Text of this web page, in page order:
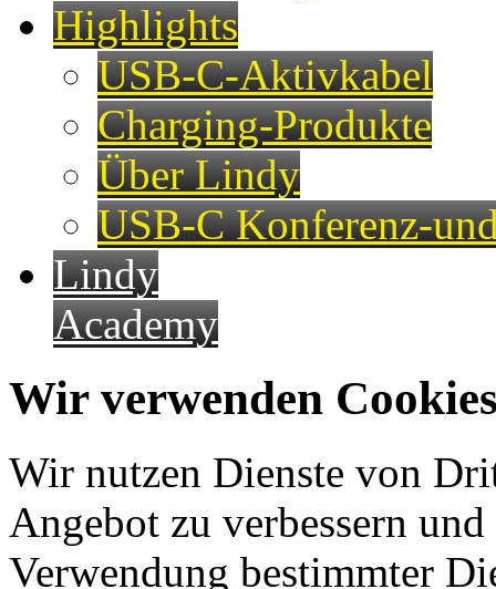
Highlights
USB-C-Aktivkabel
Charging-Produkte
Über Lindy
USB-C Konferenz-
Lindy
Academy
Wir verwenden
Wir nutzen Dienste von
Angebot zu verbessern
Verwendung bestimmter